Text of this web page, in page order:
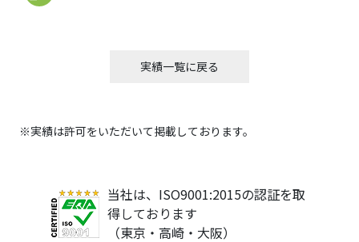
実績一覧に戻る
※実績は許可をいただいて掲載しております。
当社は、ISO9001:2015の認証を取
得しております
（東京・高崎・大阪）